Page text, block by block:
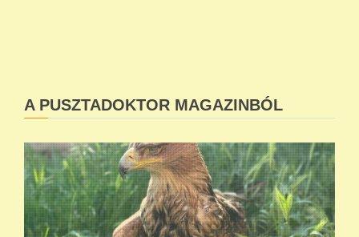
A PUSZTADOKTOR MAGAZINBÓL